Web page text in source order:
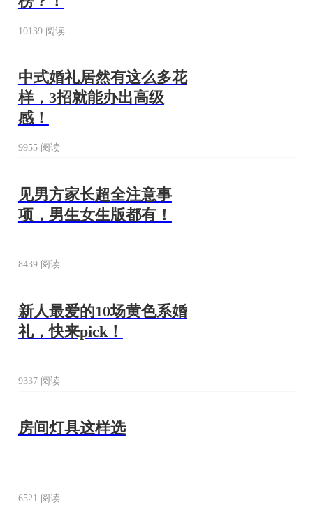
10139 阅读
中式婚礼居然有这么多花
样，3招就能办出高级
感！
9955 阅读
见男方家长超全注意事
项，男生女生版都有！
8439 阅读
新人最爱的10场黄色系婚
礼，快来pick！
9337 阅读
房间灯具这样选
6521 阅读